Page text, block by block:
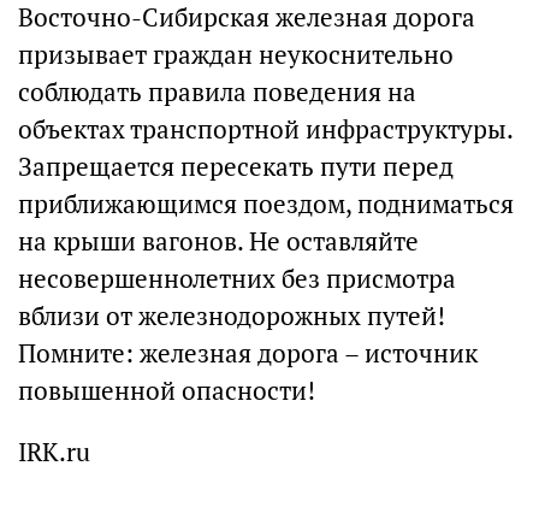
Восточно-Сибирская железная дорога
призывает граждан неукоснительно
соблюдать правила поведения на
объектах транспортной инфраструктуры.
Запрещается пересекать пути перед
приближающимся поездом, подниматься
на крыши вагонов. Не оставляйте
несовершеннолетних без присмотра
вблизи от железнодорожных путей!
Помните: железная дорога – источник
повышенной опасности!
IRK.ru